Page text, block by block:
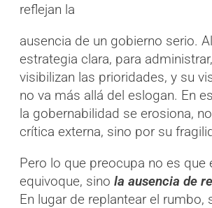
reflejan la
ausencia de un gobierno serio.
estrategia clara, para
visibilizan las prioridades, y su
no va más allá del eslogan. En
la gobernabilidad se erosiona,
crítica externa, sino por su
Pero lo que preocupa no es que
equivoque, sino la ausencia de
En lugar de replantear el rumbo,